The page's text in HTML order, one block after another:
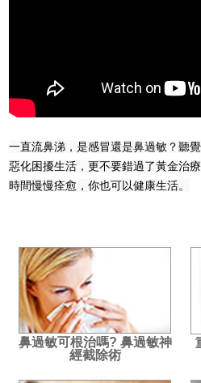
一直流鼻涕，是感冒還是鼻過敏？聽
惡化困擾生活，更不要錯過了黃金治
時間慢慢痊愈，你也可以健康生活。
鼻過敏可根治嗎? 鼻過敏神
經截除術